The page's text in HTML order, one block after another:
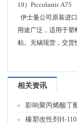
19）Piccolastic A75
伊士曼公司原装进
用途广泛，适用于
粘。无锡现货，交货
相关资讯
橡塑改性剂H-110